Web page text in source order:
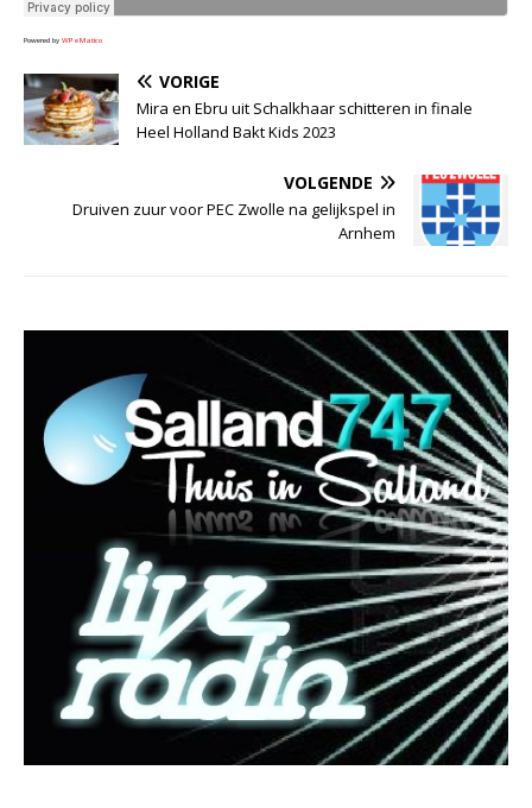
Powered by WPeMatico
VORIGE
Mira en Ebru uit Schalkhaar schitteren in finale
Heel Holland Bakt Kids 2023
VOLGENDE
Druiven zuur voor PEC Zwolle na gelijkspel in
Arnhem